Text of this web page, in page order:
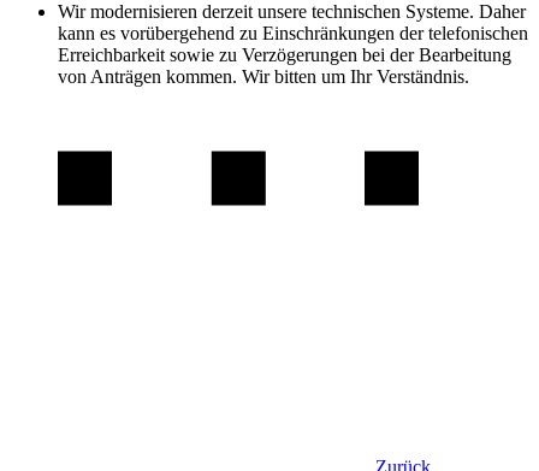
Wir modernisieren derzeit unsere technischen Systeme. Daher
kann es vorübergehend zu Einschränkungen der telefonischen
Erreichbarkeit sowie zu Verzögerungen bei der Bearbeitung
von Anträgen kommen. Wir bitten um Ihr Verständnis.
Zurück